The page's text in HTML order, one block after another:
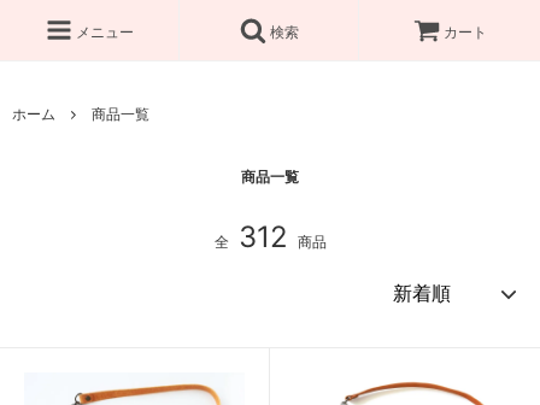
メニュー 検索 カート
ホーム 商品一覧
商品一覧
全 312 商品